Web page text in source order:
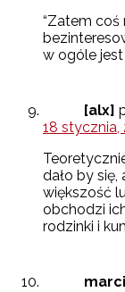
“Zatem coś
w ogóle
[alx]
18 stycznia,
dało by
większość
obchodzi
rodzinki i